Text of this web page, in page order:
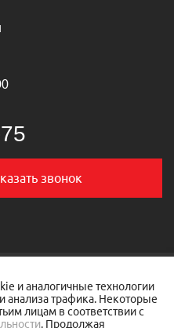
звонок
и аналогичные технологии
анализа трафика. Некоторые
лицам в соответствии с
. Продолжая